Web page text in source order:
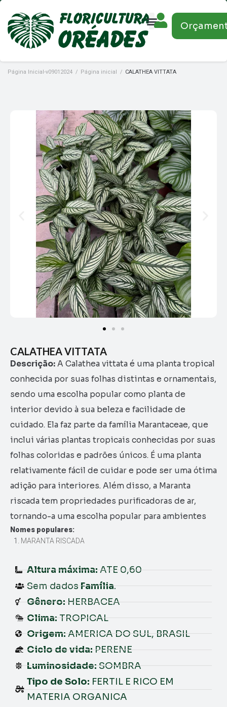
Página Inicial-v09012024 / Página inicial / CALATHEA VITTATA
CALATHEA VITTATA
Descrição: A Calathea vittata é uma planta tropical
conhecida por suas folhas distintas e ornamentais,
sendo uma escolha popular como planta de
interior devido à sua beleza e facilidade de
cuidado. Ela faz parte da família Marantaceae, que
inclui várias plantas tropicais conhecidas por suas
folhas coloridas e padrões únicos. É uma planta
relativamente fácil de cuidar e pode ser uma ótima
adição para interiores. Além disso, a Maranta
riscada tem propriedades purificadoras de ar,
tornando-a uma escolha popular para ambientes
Nomes populares:
MARANTA RISCADA
Altura máxima: ATE 0,60
Sem dados Família.
Gênero: HERBACEA
Clima: TROPICAL
Origem: AMERICA DO SUL, BRASIL
Ciclo de vida: PERENE
Luminosidade: SOMBRA
Tipo de Solo: FERTIL E RICO EM
MATERIA ORGANICA